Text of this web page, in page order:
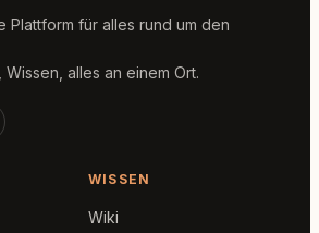
Plattform für alles rund um den
alles an einem Ort.
WISSEN
Wiki